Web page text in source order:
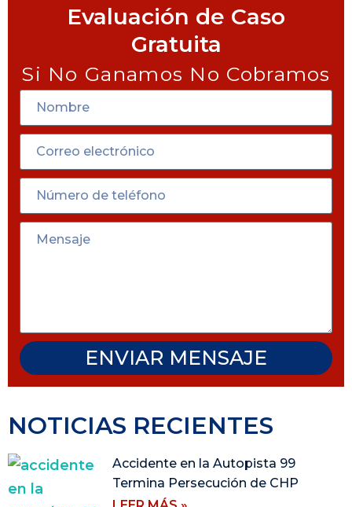
Evaluación de Caso
Gratuita
Si No Ganamos No Cobramos
ENVIAR MENSAJE
NOTICIAS RECIENTES
Accidente en la Autopista 99
Termina Persecución de CHP